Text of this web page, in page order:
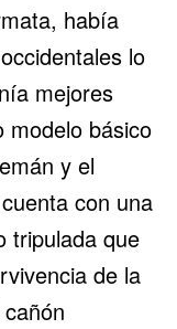
había
lo
mejores
modelo básico
y el
con una
tripulada que
de la